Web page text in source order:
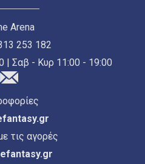
Arena
253 182
| Σαβ - Κυρ 11:00 - 19:00
τις αγορές